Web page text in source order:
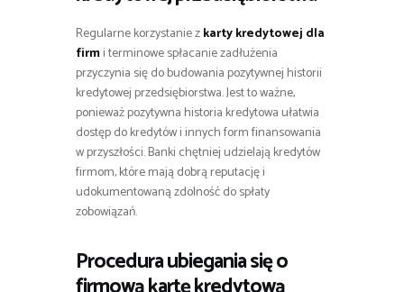
Regularne korzystanie zkarty kredytowej dla
firmi terminowe spłacanie zadłużenia
przyczynia się do budowania pozytywnej historii
kredytowej przedsiębiorstwa. Jest to ważne,
ponieważ pozytywna historia kredytowa ułatwia
dostęp do kredytów i innych form finansowania
w przyszłości. Banki chętniej udzielają kredytów
firmom, które mają dobrą reputację i
udokumentowaną zdolność do spłaty
zobowiązań.
Procedura ubiegania się o